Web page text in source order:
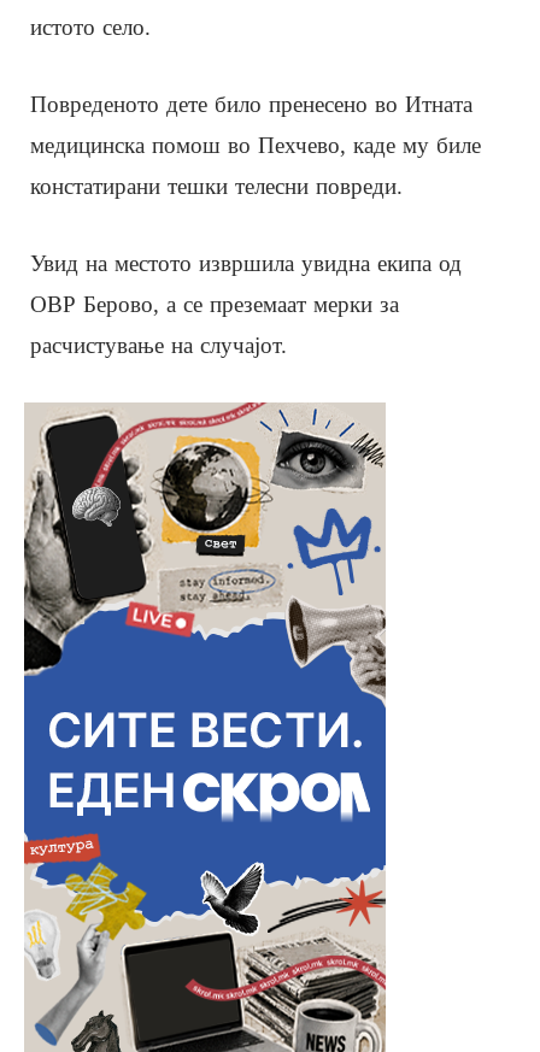
истото село.
Повреденото дете било пренесено во Итната
медицинска помош во Пехчево, каде му биле
констатирани тешки телесни повреди.
Увид на местото извршила увидна екипа од
ОВР Берово, а се преземаат мерки за
расчистување на случајот.